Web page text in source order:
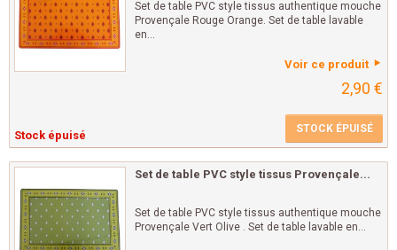
Set de table PVC style tissus authentique mouche
Provençale Rouge Orange. Set de table lavable
en...
Voir ce produit
2,90 €
Stock épuisé STOCK ÉPUISÉ
Set de table PVC style tissus Provençale...
Set de table PVC style tissus authentique mouche
Provençale Vert Olive . Set de table lavable en...